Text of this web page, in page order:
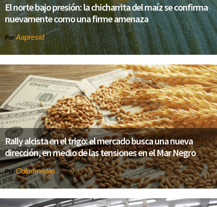
El norte bajo presión: la chicharrita del maíz se confirma
nuevamente como una firme amenaza
Por Aapresid
Rally alcista en el trigo: el mercado busca una nueva
dirección, en medio de las tensiones en el Mar Negro
PorColumnistas